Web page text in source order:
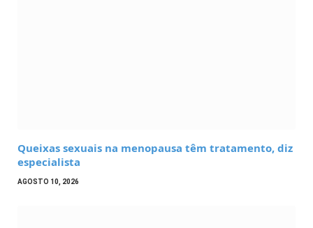
Queixas sexuais na menopausa têm tratamento, diz
especialista
AGOSTO 10, 2026